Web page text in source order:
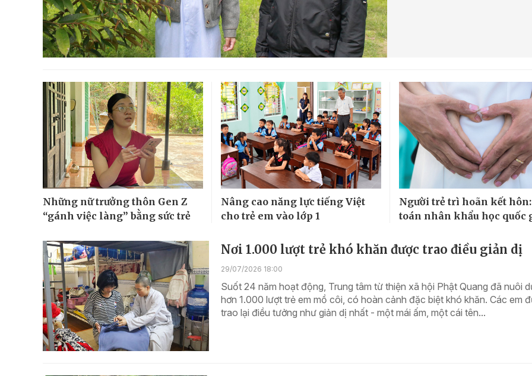
Những nữ trưởng thôn Gen Z
“gánh việc làng” bằng sức trẻ
Nâng cao năng lực tiếng Việt
cho trẻ em vào lớp 1
Người trẻ trì hoãn kết
toán nhân khẩu học quốc
Nơi 1.000 lượt trẻ khó khăn được trao điều giản dị
29/07/2026 18:00
Suốt 24 năm hoạt động, Trung tâm từ thiện xã hội Phật Quang đã nuôi
hơn 1.000 lượt trẻ em mồ côi, có hoàn cảnh đặc biệt khó khăn. Các em
trao lại điều tưởng như giản dị nhất - một mái ấm, một cái tên...